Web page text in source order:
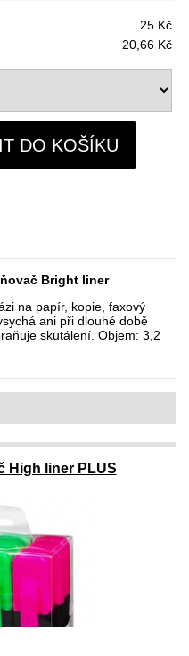
25 Kč
20,66 Kč
DO KOŠÍKU
Bright liner
na papír, kopie, faxový
ani při dlouhé době
skutálení. Objem: 3,2
High liner PLUS